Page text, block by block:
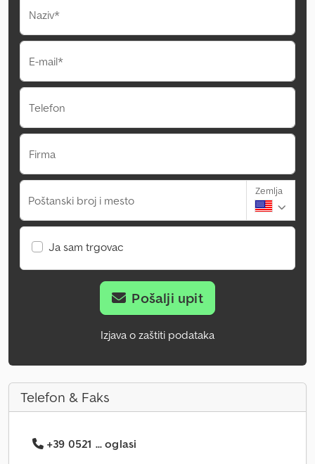
Naziv*
E-mail*
Telefon
Firma
Poštanski broj i mesto
Zemlja
Ja sam trgovac
Pošalji upit
Izjava o zaštiti podataka
Telefon & Faks
+39 0521 ... oglasi